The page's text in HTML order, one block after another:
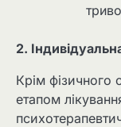
2.
Крім
етапом